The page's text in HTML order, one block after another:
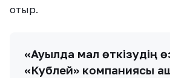
отыр.
«Ауылда мал өткізудің
«Кублей» компаниясы